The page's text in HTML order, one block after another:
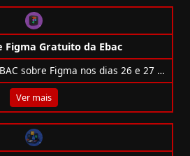
Figma Gratuito da Ebac
Webinar gratuito da EBAC sobre Figma nos dias 26 e 27 de agosto. Aprenda a criar protótipos e receba certificado de participação ao vivo.
Ver mais